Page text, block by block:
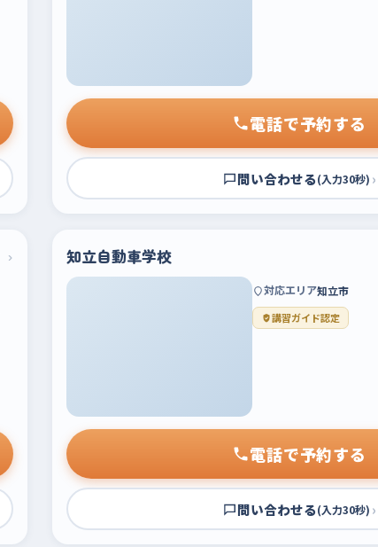
電話で予約する
問い合わせる(入力30秒) ›
› 知立自動車学校
対応エリア知立市
講習ガイド認定
電話で予約する
問い合わせる(入力30秒) ›